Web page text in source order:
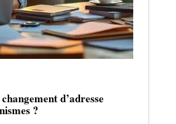
d’adresse
?